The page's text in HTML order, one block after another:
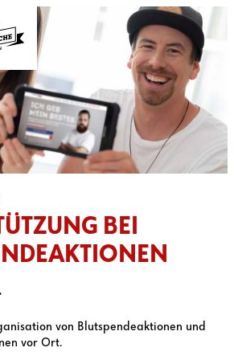
BEI
von Blutspendeaktionen und
vor Ort.